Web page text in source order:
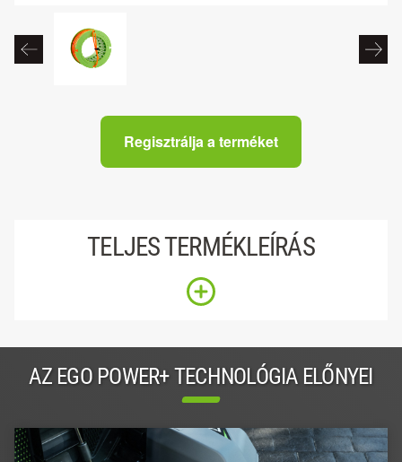
Regisztrálja a terméket
TELJES TERMÉKLEÍRÁS
AZ EGO POWER+ TECHNOLÓGIA ELŐNYEI